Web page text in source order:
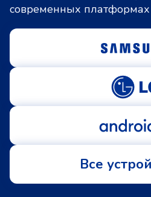
современных платформах
Все